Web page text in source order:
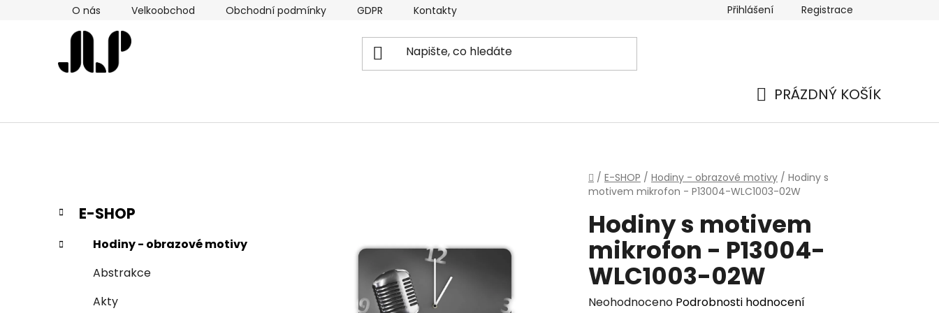
O nás Velkoobchod Obchodní podmínky GDPR Kontakty Přihlášení Registrace
PRÁZDNÝ KOŠÍK
Domů
/ E-SHOP / Hodiny - obrazové motivy / Hodiny s
motivem mikrofon - P13004-WLC1003-02W
P
s
Přeskočit
kategorie
K
a
t
e
E-SHOP
Hodiny - obrazové motivy
Abstrakce
Akty
Hodiny s motivem
mikrofon - P13004-
WLC1003-02W
Průměrné
Neohodnoceno Podrobnosti hodnocení